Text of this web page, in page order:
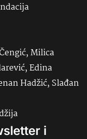
Milica
Edina
Hadžić, Slađan
i